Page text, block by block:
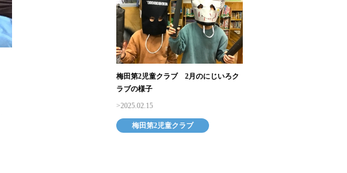
梅田第2児童クラブ 2月のにじいろク
ラブの様子
2025.02.15
梅田第2児童クラブ